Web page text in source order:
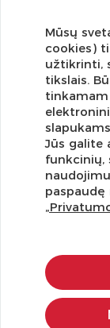
Užsisakykite
pasiūlymus!
KLIENTŲ
Pirkimo – pardavimo
Pristatymas ir
Mūsų
cookies)
užtikrinti,
tikslais.
Jūs galite
funkcinių,